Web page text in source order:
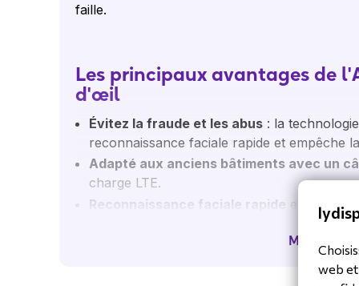
faille.
Les principaux avantages de
d'œil
Évitez la fraude et les abus : la
reconnaissance faciale rapide et empêche
Adapté aux anciens bâtiments avec un
charge LTE.
Reconnaissance faciale rapide
en moins
Double caméra avec algorithme anti-
Reconnaissance faciale très précise>
Adapté pour une utilisation en
Montrer plus
web